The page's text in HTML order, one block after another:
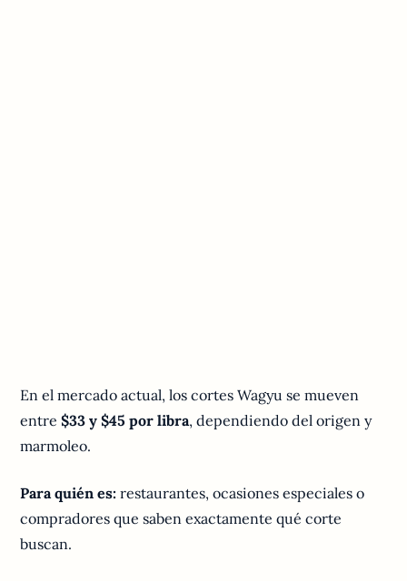
En el mercado actual, los cortes Wagyu se mueven
entre$33 y $45 por libra, dependiendo del origen y
marmoleo.
Para quién es: restaurantes, ocasiones especiales o
compradores que saben exactamente qué corte
buscan.